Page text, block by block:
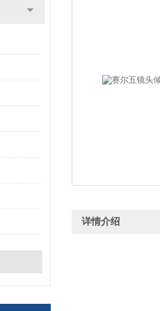
详情介绍